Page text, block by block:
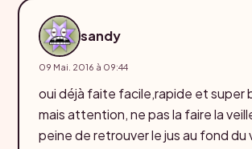
sandy
09 Mai. 2016 à 09:44
oui déjà faite facile,rapide et super
mais attention, ne pas la faire la
peine de retrouver le jus au fond du